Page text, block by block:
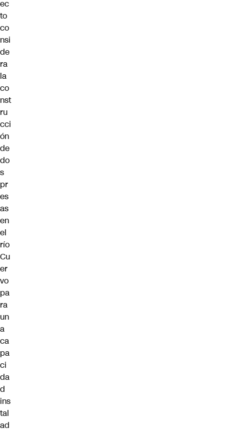
ec
to
co
nsi
de
ra
la
co
nst
ru
cci
ón
de
do
s
pr
es
as
en
el
río
Cu
er
vo
pa
ra
un
a
ca
pa
ci
da
d
ins
tal
ad